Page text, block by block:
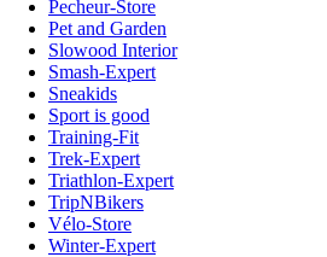
Pecheur-Store
Pet and Garden
Slowood Interior
Smash-Expert
Sneakids
Sport is good
Training-Fit
Trek-Expert
Triathlon-Expert
TripNBikers
Vélo-Store
Winter-Expert